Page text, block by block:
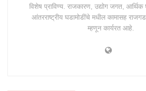
विशेष प्राविण्य. राजकारण, उद्योग जगत, आर्थिक
आंतरराष्ट्रीय घडामोडींचे मधील कामासह
म्हणून कार्यरत आहे.